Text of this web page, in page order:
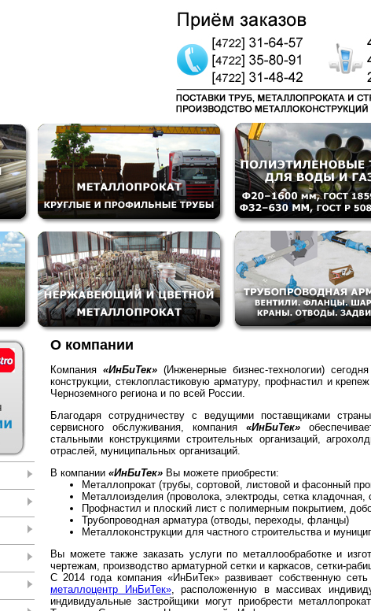
О компании
Компания «ИнБиТек» (Инженерные бизнес-технологии)
конструкции, стеклопластиковую арматуру, профнастил и
Черноземного региона и по всей России.
Благодаря сотрудничеству с ведущими поставщиками
сервисного обслуживания, компания «ИнБиТек»
стальными конструкциями строительных организаций,
отраслей, муниципальных организаций.
В компании «ИнБиТек» Вы можете приобрести:
Металлопрокат (трубы, сортовой, листовой и фасонный
Металлоизделия (проволока, электроды, сетка кладочная,
Профнастил и плоский лист с полимерным покрытием,
Трубопроводная арматура (отводы, переходы, фланцы)
Металлоконструкции для частного строительства и
Вы можете также заказать услуги по металлообработке и
чертежам, производство арматурной сетки и каркасов, сетки-
С 2014 года компания «ИнБиТек» развивает собственную
металлоцентр ИнБиТек», расположенную в массивах
индивидуальные застройщики могут приобрести